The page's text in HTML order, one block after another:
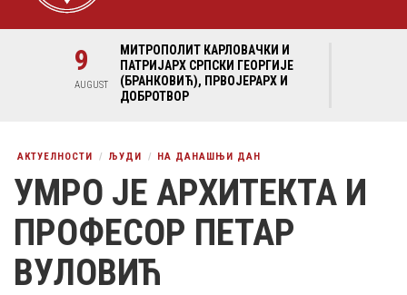
9
AUGUST
МИТРОПОЛИТ КАРЛОВАЧКИ И
ПАТРИЈАРХ СРПСКИ ГЕОРГИЈЕ
(БРАНКОВИЋ), ПРВОЈЕРАРХ И
ДОБРОТВОР
АКТУЕЛНОСТИ ЉУДИ НА ДАНАШЊИ ДАН
УМРО ЈЕ АРХИТЕКТА И
ПРОФЕСОР ПЕТАР
ВУЛОВИЋ